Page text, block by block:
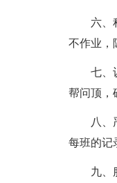
六、
不作业，
七、
帮问顶，
八、
每班的记
九、